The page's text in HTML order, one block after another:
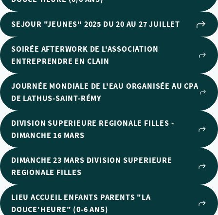
SEJOUR "JEUNES" 2025 DU 20 AU 27 JUILLET
SOIRÉE AFTERWORK DE L'ASSOCIATION
ENTREPRENDRE EN CLAIN
JOURNÉE MONDIALE DE L'EAU ORGANISÉE AU CPA
DE LATHUS-SAINT-RÉMY
DIVISION SUPERIEURE REGIONALE FILLES -
DIMANCHE 16 MARS
DIMANCHE 23 MARS DIVISION SUPERIEURE
REGIONALE FILLES
LIEU ACCUEIL ENFANTS PARENTS "LA
DOUCE'HEURE" (0-6 ANS)